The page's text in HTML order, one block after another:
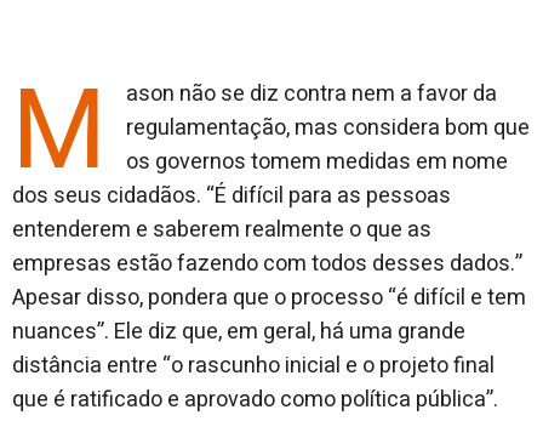
M
ason não se diz contra nem a favor da
regulamentação, mas considera bom que
os governos tomem medidas em nome
dos seus cidadãos. “É difícil para as pessoas
entenderem e saberem realmente o que as
empresas estão fazendo com todos desses dados.”
Apesar disso, pondera que o processo “é difícil e tem
nuances”. Ele diz que, em geral, há uma grande
distância entre “o rascunho inicial e o projeto final
que é ratificado e aprovado como política pública”.